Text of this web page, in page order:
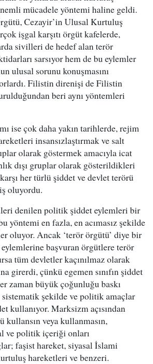
mücadele yöntemi haline geldi.
Cezayir’in Ulusal Kurtuluş
işgal karşıtı örgüt kafelerde,
sivilleri de hedef alan terör
sarsıyor hem de bu eylemler
ulusal sorunu konuşmasını
Filistin direnişi de Filistin
beri aynı yöntemleri
ise çok daha yakın tarihlerde, rejim
insansızlaştırmak ve salt
olarak göstermek amacıyla icat
dışı gruplar olarak gösterildikleri
her türlü şiddet ve devlet terörü
oluyordu.
denilen politik şiddet eylemleri bir
yöntemi en fazla, en acımasız şekilde
oluyor. Ancak ‘terör örgütü’ diye bir
başvuran örgütlere terör
tüm devletler kaçınılmaz olarak
girerdi, çünkü egemen sınıfın şiddet
zaman büyük çoğunluğu baskı
şekilde ve politik amaçlar
kullanıyor. Marksizm açısından
kullansın veya kullanmasın,
ve politik içeriği onları
faşist hareket, siyasal İslami
hareketleri ve benzeri.